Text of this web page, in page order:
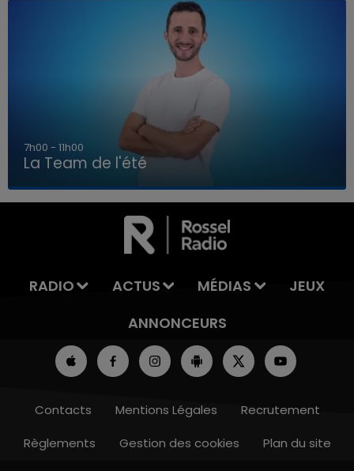
LA TEAM DE L'ÉTÉ
7h00 - 11h00
La Team de l'été
RADIO ACTUS MÉDIAS
JEUX
ANNONCEURS
Contacts Mentions Légales
Recrutement
Règlements
Gestion des cookies Plan du site